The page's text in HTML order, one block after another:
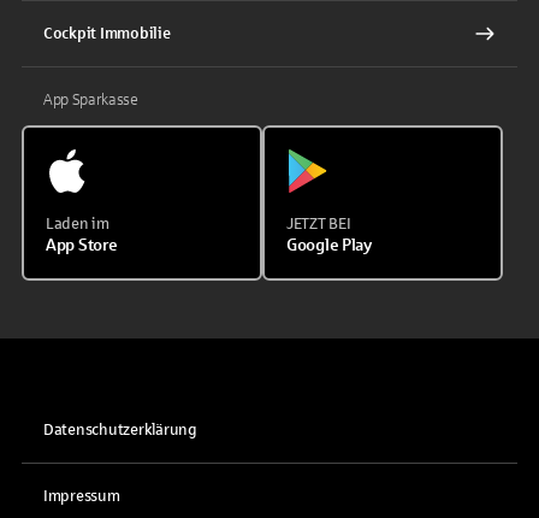
Cockpit Immobilie
App Sparkasse
Laden im
App Store
JETZT BEI
Google Play
Datenschutzerklärung
Impressum